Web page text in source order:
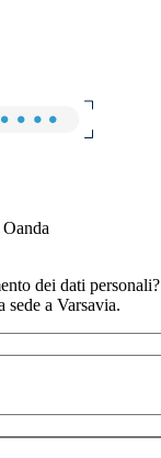
dei dati personali?
a Varsavia.